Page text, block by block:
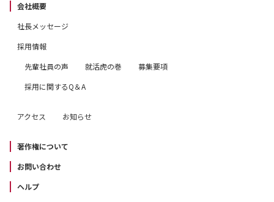
会社概要
社長メッセージ
採用情報
先輩社員の声
就活虎の巻
募集要項
採用に関するQ＆A
アクセス お知らせ
著作権について
お問い合わせ
ヘルプ